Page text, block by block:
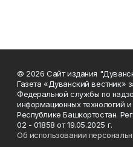
© 2026 Сайт издания
Газета «Дуванский вестник»
Федеральной службы по
информационных технологий
Республике Башкортостан.
02 - 01858 от 19.05.2025 г.
Об использовании